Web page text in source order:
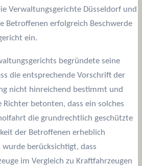
Verwaltungsgerichte Düsseldorf und
Betroffenen erfolgreich Beschwerde
ein.
begründete seine
die entsprechende Vorschrift der
nicht hinreichend bestimmt und
betonten, dass ein solches
die grundrechtlich geschützte
der Betroffenen erheblich
berücksichtigt, dass
im Vergleich zu Kraftfahrzeugen